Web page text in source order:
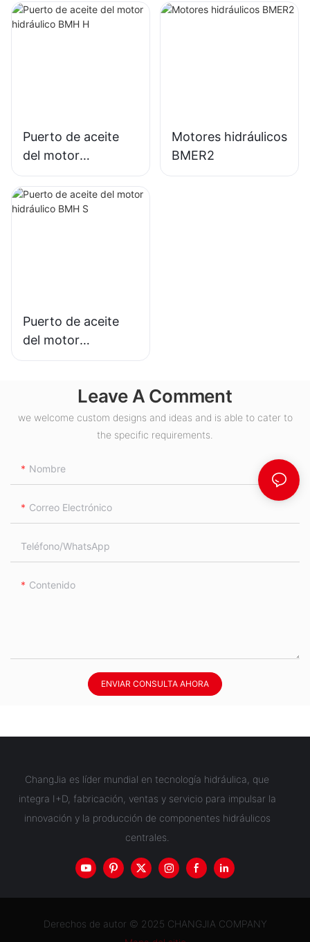
4K-310
Puerto de aceite
del motor
hidráulico BMH H
Motores hidráulicos
BMER2
Puerto de aceite
del motor
hidráulico BMH S
Leave A Comment
we welcome custom designs and ideas and is able to cater to
the specific requirements.
Nombre
Correo Electrónico
Teléfono/WhatsApp
Contenido
ENVIAR CONSULTA AHORA
ChangJia es líder mundial en tecnología hidráulica, que
integra I+D, fabricación, ventas y servicio para impulsar la
innovación y la producción de componentes hidráulicos
centrales.
Derechos de autor © 2025 CHANGJIA COMPANY